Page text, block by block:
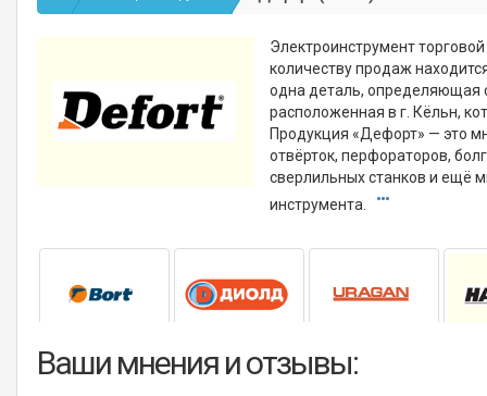
Электроинструмент
количеству продаж
одна деталь, определяющая
расположенная в г. Кёльн,
Продукция «Дефорт» — это
отвёрток, перфораторов,
сверлильных станков и ещё
инструмента.
Ваши мнения и отзывы: